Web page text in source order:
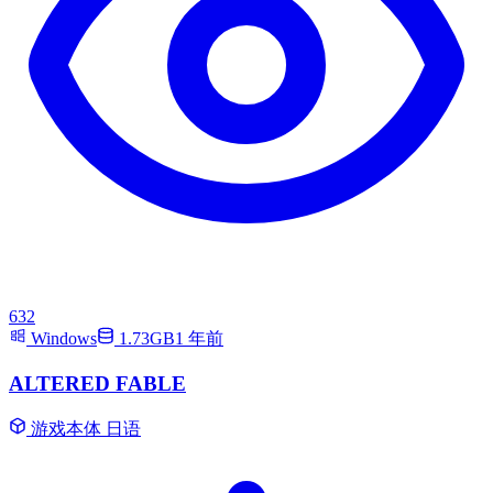
632
Windows
1.73GB1 年前
ALTERED FABLE
游戏本体 日语